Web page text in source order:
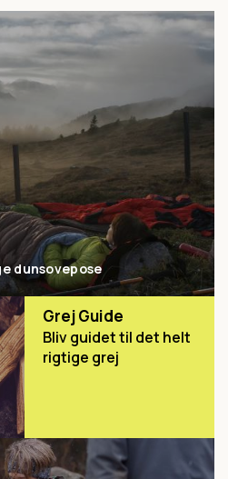
dunsovepose
Grej Guide
Bliv guidet til det helt
rigtige grej